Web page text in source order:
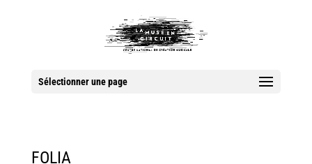
Sélectionner une page
FOLIA